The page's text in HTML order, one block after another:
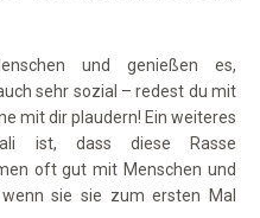
und genießen es,
sehr sozial – redest du mit
mit dir plaudern! Ein weiteres
ist, dass diese Rasse
oft gut mit Menschen und
sie sie zum ersten Mal